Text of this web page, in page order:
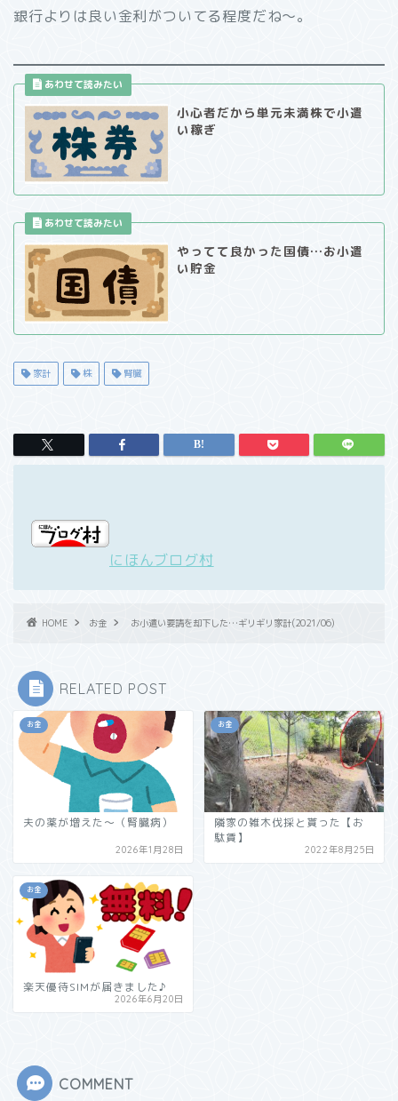
銀行よりは良い金利がついてる程度だね～。
小心者だから単元未満株で小遣
い稼ぎ
やってて良かった国債…お小遣
い貯金
家計 株 腎臓
にほんブログ村
HOME お金 お小遣い要請を却下した…ギリギリ家計(2021/06)
RELATED POST
お金
夫の薬が増えた～（腎臓病）
2026年1月28日
お金
隣家の雑木伐採と貰った【お
駄賃】
2022年8月25日
お金
楽天優待SIMが届きました♪
2026年6月20日
COMMENT